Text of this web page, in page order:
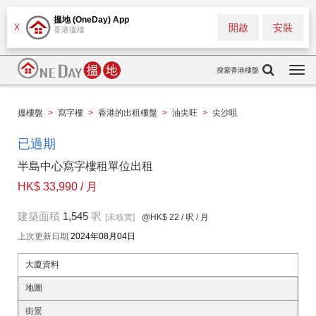
X
搵地 (OneDay) App
香港搵樓 安裝
開啟
搜索香港樓盤
搵樓盤 > 寫字樓 > 香港的出租樓盤 > 油尖旺 > 尖沙咀
已過期
半島中心寫字樓租單位出租
HK$ 33,990 / 月
建築面積 1,545 呎 [未核實] @HK$ 22 / 呎 / 月
上次更新日期 2024年08月04日
大廈資料
地圖
街景